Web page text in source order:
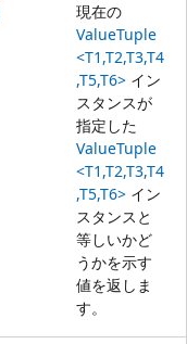
現在の
ValueTuple
<T1,T2,T3,T4
,T5,T6> イン
スタンスが
指定した
ValueTuple
<T1,T2,T3,T4
,T5,T6> イン
スタンスと
等しいかど
うかを示す
値を返しま
す。